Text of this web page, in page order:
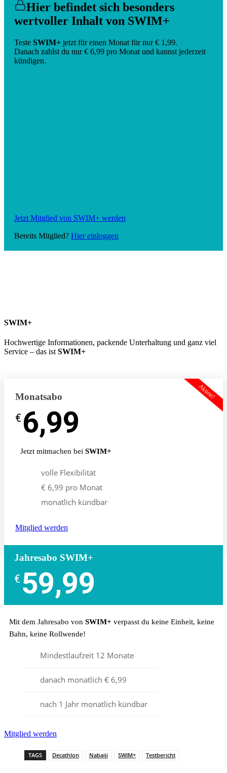
Hier befindet sich besonders
wertvoller Inhalt von SWIM+
Teste SWIM+ jetzt für einen Monat für nur € 1,99.
Danach zahlst du nur € 6,99 pro Monat und kannst jederzeit
kündigen.
Jetzt Mitglied von SWIM+ werden
Bereits Mitglied? Hier einloggen
SWIM+
Hochwertige Informationen, packende Unterhaltung und ganz viel
Service – das ist SWIM+
Monatsabo
€ 6,99
Jetzt mitmachen bei SWIM+
volle Flexibilität
€ 6,99 pro Monat
monatlich kündbar
Mitglied werden
Aktion!
Jahresabo SWIM+
€ 59,99
Mit dem Jahresabo von SWIM+ verpasst du keine Einheit, keine
Bahn, keine Rollwende!
Mindestlaufzeit 12 Monate
danach monatlich € 6,99
nach 1 Jahr monatlich kündbar
Mitglied werden
TAGS Decathlon Nabaiji SWIM+ Testbericht